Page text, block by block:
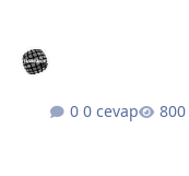
0 cevap